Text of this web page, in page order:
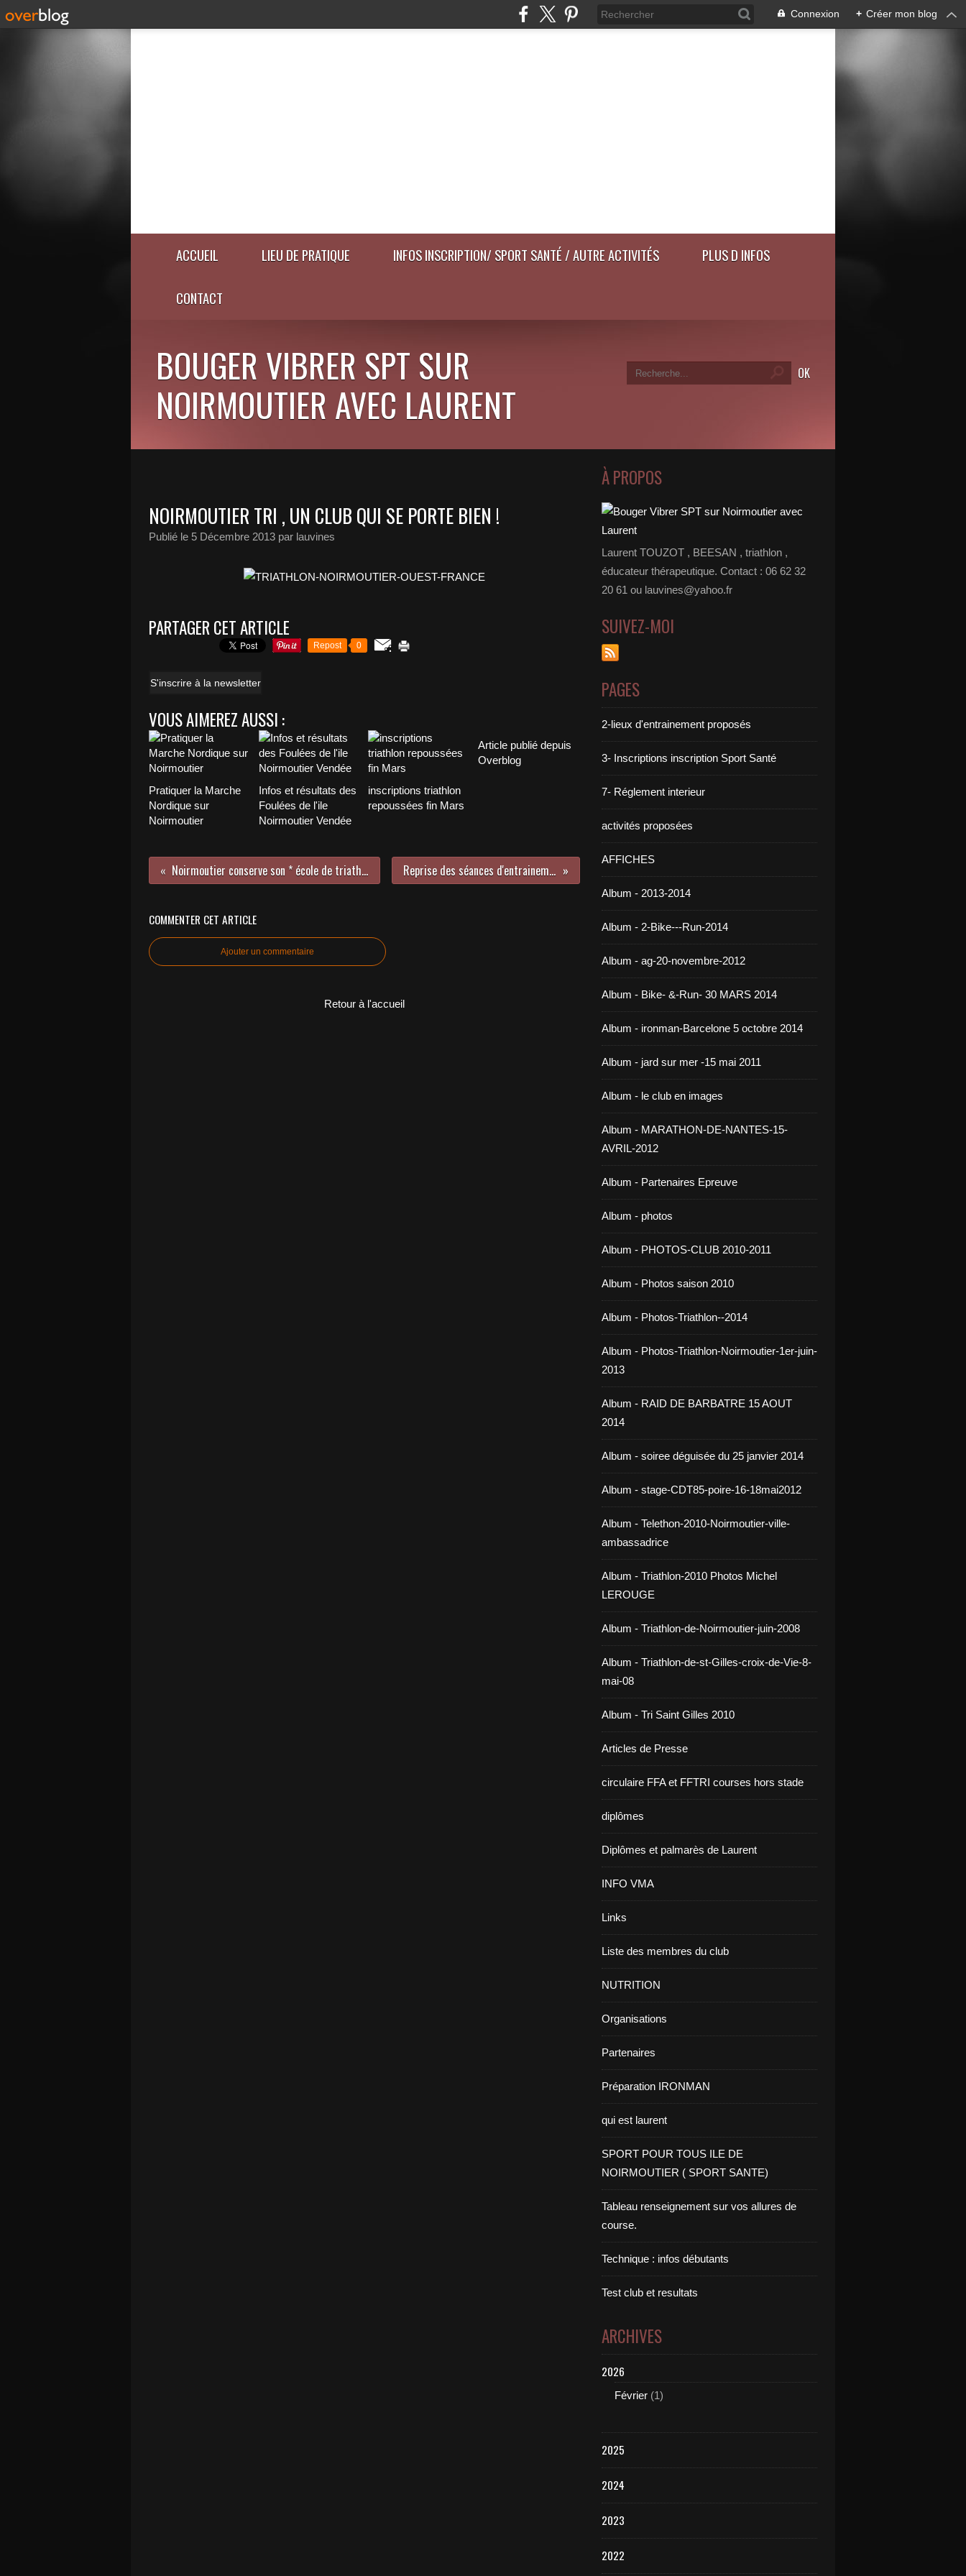
Connexion + Créer mon blog
ACCUEIL LIEU DE PRATIQUE INFOS INSCRIPTION/ SPORT SANTÉ / AUTRE ACTIVITÉS PLUS D INFOS
CONTACT
BOUGER VIBRER SPT SUR
NOIRMOUTIER AVEC LAURENT
NOIRMOUTIER TRI , UN CLUB QUI SE PORTE BIEN !
Publié le 5 Décembre 2013 par lauvines
PARTAGER CET ARTICLE
Repost 0
S'inscrire à la newsletter
VOUS AIMEREZ AUSSI :
Pratiquer la Marche
Nordique sur
Noirmoutier
Infos et résultats des
Foulées de l'ile
Noirmoutier Vendée
inscriptions triathlon
repoussées fin Mars
Article publié depuis
Overblog
Noirmoutier conserve son * école de triathlon pour 2014 !!!! Reprise des séances d'entrainement de Janvier
COMMENTER CET ARTICLE
Ajouter un commentaire
Retour à l'accueil
À PROPOS
Laurent TOUZOT , BEESAN , triathlon ,
éducateur thérapeutique. Contact : 06 62 32
20 61 ou lauvines@yahoo.fr
SUIVEZ-MOI
PAGES
2-lieux d'entrainement proposés
3- Inscriptions inscription Sport Santé
7- Réglement interieur
activités proposées
AFFICHES
Album - 2013-2014
Album - 2-Bike---Run-2014
Album - ag-20-novembre-2012
Album - Bike- &-Run- 30 MARS 2014
Album - ironman-Barcelone 5 octobre 2014
Album - jard sur mer -15 mai 2011
Album - le club en images
Album - MARATHON-DE-NANTES-15-
AVRIL-2012
Album - Partenaires Epreuve
Album - photos
Album - PHOTOS-CLUB 2010-2011
Album - Photos saison 2010
Album - Photos-Triathlon--2014
Album - Photos-Triathlon-Noirmoutier-1er-juin-
2013
Album - RAID DE BARBATRE 15 AOUT
2014
Album - soiree déguisée du 25 janvier 2014
Album - stage-CDT85-poire-16-18mai2012
Album - Telethon-2010-Noirmoutier-ville-
ambassadrice
Album - Triathlon-2010 Photos Michel
LEROUGE
Album - Triathlon-de-Noirmoutier-juin-2008
Album - Triathlon-de-st-Gilles-croix-de-Vie-8-
mai-08
Album - Tri Saint Gilles 2010
Articles de Presse
circulaire FFA et FFTRI courses hors stade
diplômes
Diplômes et palmarès de Laurent
INFO VMA
Links
Liste des membres du club
NUTRITION
Organisations
Partenaires
Préparation IRONMAN
qui est laurent
SPORT POUR TOUS ILE DE
NOIRMOUTIER ( SPORT SANTE)
Tableau renseignement sur vos allures de
course.
Technique : infos débutants
Test club et resultats
ARCHIVES
2026
Février (1)
2025
2024
2023
2022